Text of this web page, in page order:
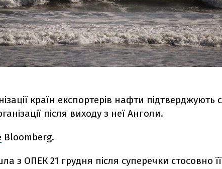
країн експортерів нафти підтверджують
після виходу з неї Анголи.
Bloomberg.
з ОПЕК 21 грудня після суперечки стосовно